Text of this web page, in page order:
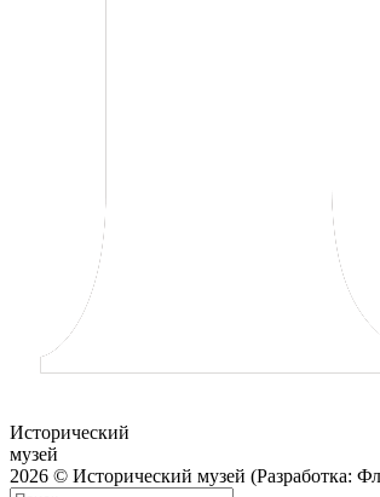
Исторический
музей
2026 © Исторический музей (Разработка: